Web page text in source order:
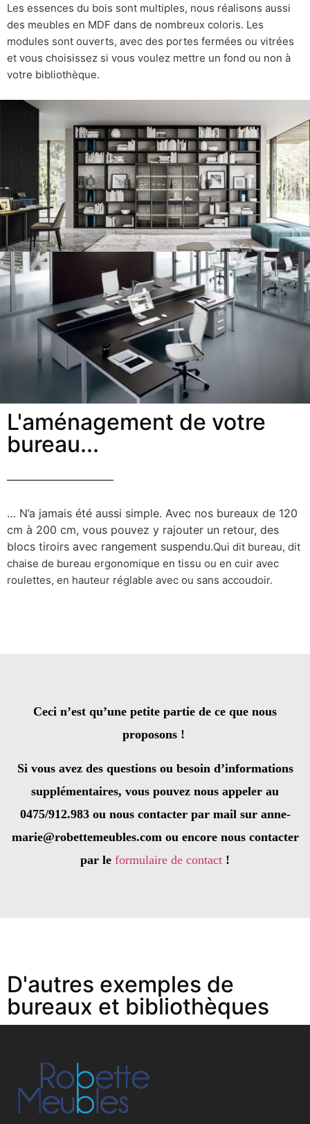
Les essences du bois sont multiples, nous réalisons aussi
des meubles en MDF dans de nombreux coloris. Les
modules sont ouverts, avec des portes fermées ou vitrées
et vous choisissez si vous voulez mettre un fond ou non à
votre bibliothèque.
L'aménagement de votre
bureau...
… N’a jamais été aussi simple. Avec nos bureaux de 120
cm à 200 cm, vous pouvez y rajouter un retour, des
blocs tiroirs avec rangement suspendu.Qui dit bureau, dit
chaise de bureau ergonomique en tissu ou en cuir avec
roulettes, en hauteur réglable avec ou sans accoudoir.
Ceci n’est qu’une petite partie de ce que nous
proposons !
Si vous avez des questions ou besoin d’informations
supplémentaires, vous pouvez nous appeler au
0475/912.983 ou nous contacter par mail sur anne-
marie@robettemeubles.com ou encore nous contacter
par le formulaire de contact !
D'autres exemples de
bureaux et bibliothèques